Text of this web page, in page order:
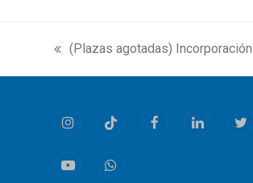
previous
post:
(Plazas agotadas)
InstagramTiktok FacebookLinkedIn
YoutubeWhatsapp